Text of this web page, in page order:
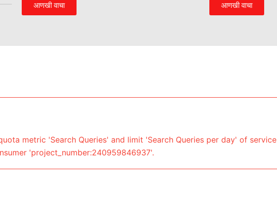
आणखी वाचा आणखी वाचा
metric 'Search Queries' and limit 'Search Queries per day' of service
'project_number:240959846937'.